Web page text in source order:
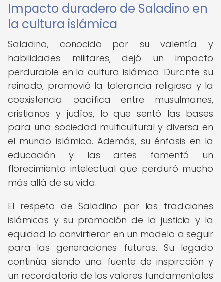
Impacto duradero de Saladino en
la cultura islámica
Saladino, conocido por su valentía y
habilidades militares, dejó un impacto
perdurable en la cultura islámica. Durante su
reinado, promovió la tolerancia religiosa y la
coexistencia pacífica entre musulmanes,
cristianos y judíos, lo que sentó las bases
para una sociedad multicultural y diversa en
el mundo islámico. Además, su énfasis en la
educación y las artes fomentó un
florecimiento intelectual que perduró mucho
más allá de su vida.
El respeto de Saladino por las tradiciones
islámicas y su promoción de la justicia y la
equidad lo convirtieron en un modelo a seguir
para las generaciones futuras. Su legado
continúa siendo una fuente de inspiración y
un recordatorio de los valores fundamentales